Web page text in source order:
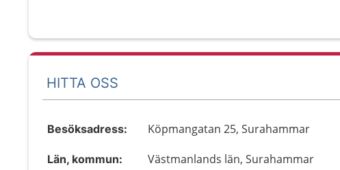
HITTA OSS
Besöksadress: Köpmangatan 25, Surahammar
Län, kommun: Västmanlands län, Surahammar